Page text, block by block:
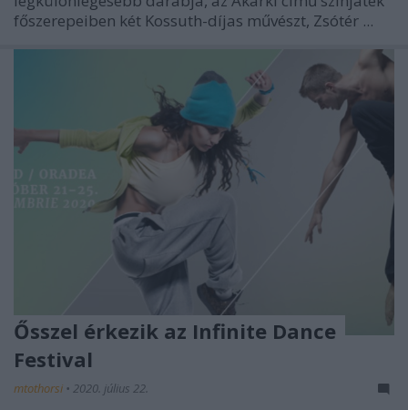
főszerepeiben két Kossuth-díjas művészt, Zsótér ...
Ősszel érkezik az Infinite Dance
Festival
mtothorsi • 2020. július 22.